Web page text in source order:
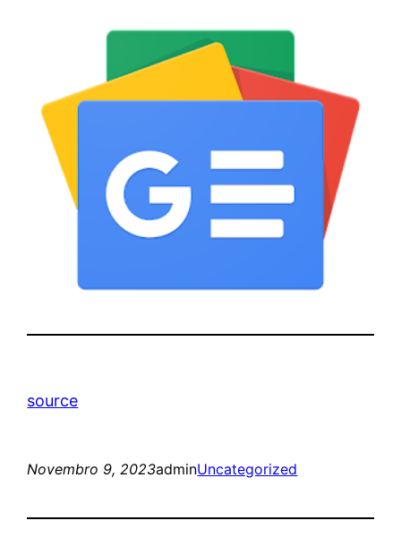
source
Novembro 9, 2023adminUncategorized